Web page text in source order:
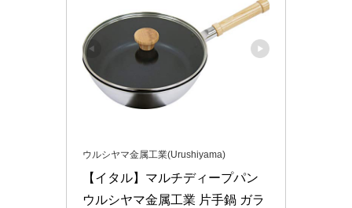
ウルシヤマ金属工業(Urushiyama)
【イタル】マルチディープパン
ウルシヤマ金属工業 片手鍋 ガラ